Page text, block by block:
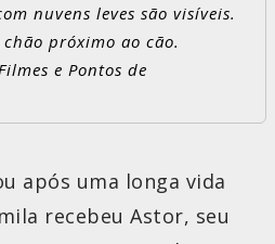
nuvens leves são visíveis.
próximo ao cão.
e Pontos de
após uma longa vida
recebeu Astor, seu